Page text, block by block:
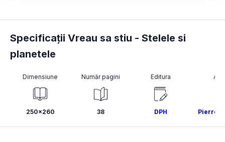
Specificații Vreau sa stiu - Stelele si
planetele
Dimensiune
250x260
Număr pagini
38
Editura
DPH Pierre